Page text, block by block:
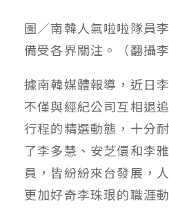
圖／南韓人氣啦啦隊員
備受各界關注。（翻攝李
據南韓媒體報導，近日
不僅與經紀公司互相退
行程的精選動態，十分
了李多慧、安芝儇和李
員，皆紛紛來台發展，
更加好奇李珠珢的職涯